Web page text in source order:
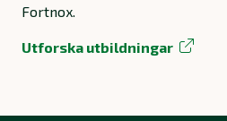
Fortnox.
Utforska utbildningar